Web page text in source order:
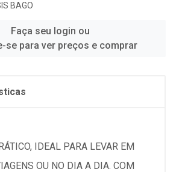
BAGO
Faça seu login ou
se para ver preços e comprar
IDEAL PARA LEVAR EM
OU NO DIA A DIA. COM